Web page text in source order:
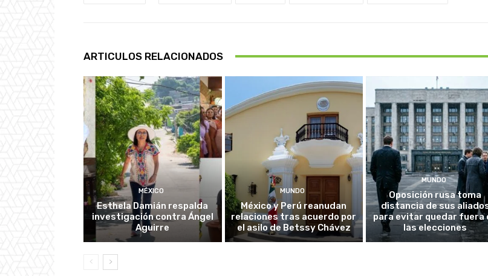
ARTICULOS RELACIONADOS
MÉXICO
Esthela Damián respalda
investigación contra Ángel
Aguirre
MUNDO
México y Perú reanudan
relaciones tras acuerdo por
el asilo de Betssy Chávez
MUNDO
Oposición rusa toma
distancia de sus
para evitar quedar fuera
las elecciones